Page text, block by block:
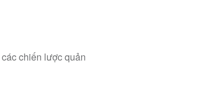
chiến lược quản